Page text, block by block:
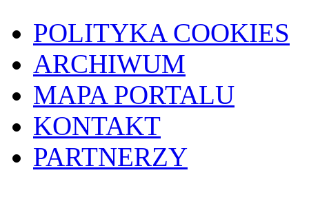
POLITYKA COOKIES
ARCHIWUM
MAPA PORTALU
KONTAKT
PARTNERZY